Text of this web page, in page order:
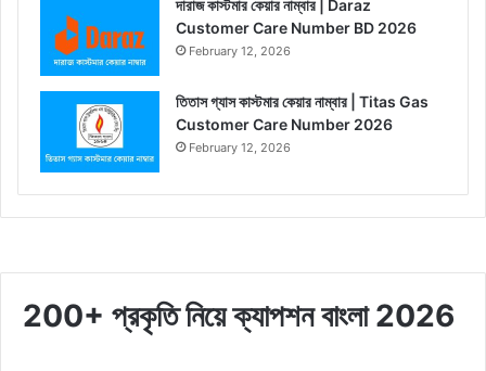
দারাজ কাস্টমার কেয়ার নাম্বার | Daraz
Customer Care Number BD 2026
February 12, 2026
তিতাস গ্যাস কাস্টমার কেয়ার নাম্বার | Titas Gas
Customer Care Number 2026
February 12, 2026